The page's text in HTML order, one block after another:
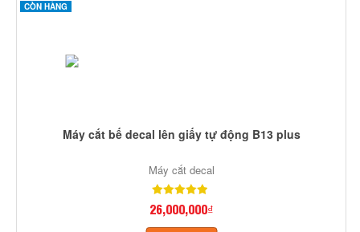
CÒN HÀNG
Máy cắt bế decal lên giấy tự động B13 plus
Máy cắt decal
26,000,000₫